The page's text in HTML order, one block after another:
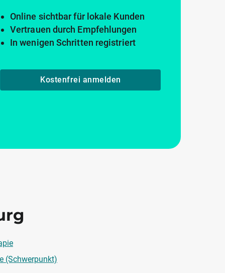
Online sichtbar für lokale Kunden
Vertrauen durch Empfehlungen
In wenigen Schritten registriert
Kostenfrei anmelden
(Schwerpunkt)